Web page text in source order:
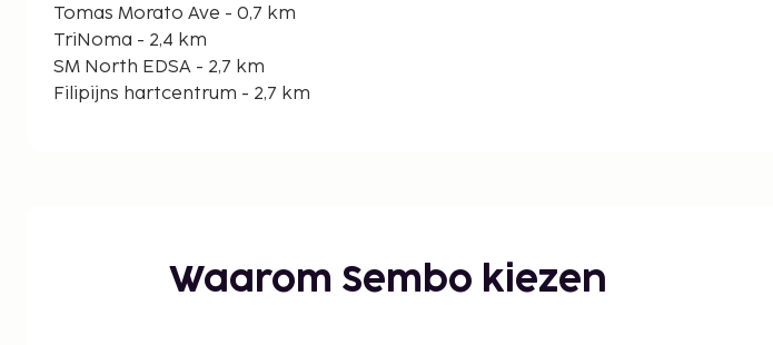
Tomas Morato Ave - 0,7 km
TriNoma - 2,4 km
SM North EDSA - 2,7 km
Filipijns hartcentrum - 2,7 km
Araneta Coliseum - 3,9 km
Waarom Sembo kiezen